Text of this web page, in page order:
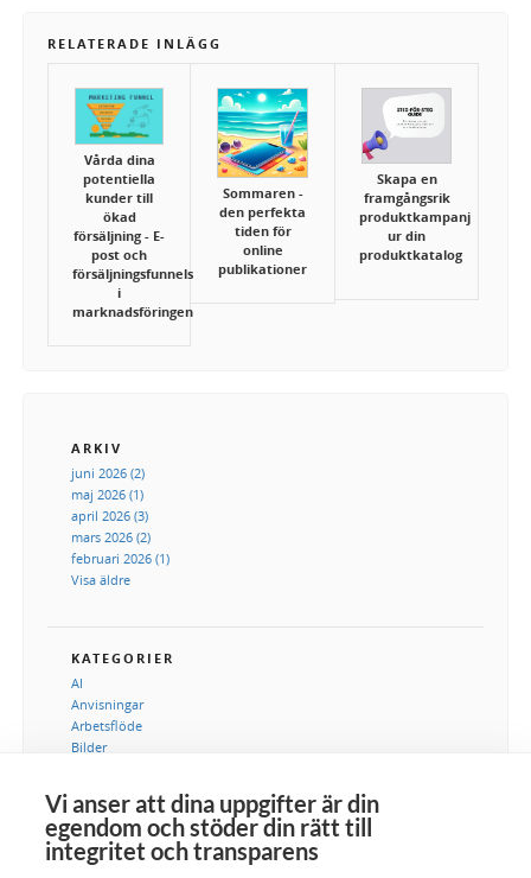
Vi anser att dina uppgifter är din
egendom och stöder din rätt till
integritet och transparens
RELATERADE INLÄGG
Vårda dina
potentiella
kunder till
ökad
försäljning - E-
post och
försäljningsfunnels
i
marknadsföringen
Sommaren -
den perfekta
tiden för
online
publikationer
Skapa en
framgångsrik
produktkampanj
ur din
produktkatalog
ARKIV
juni 2026 (2)
maj 2026 (1)
april 2026 (3)
mars 2026 (2)
februari 2026 (1)
Visa äldre
KATEGORIER
AI
Anvisningar
Arbetsflöde
Bilder
Integration
IT-avdelning
Kommunikation